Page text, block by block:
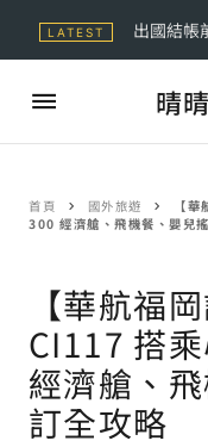
LATEST 出國結帳
晴
首頁 國外旅遊
【
300 經濟艙、飛機餐、嬰兒
【華航福
CI117 搭
經濟艙、
訂全攻略